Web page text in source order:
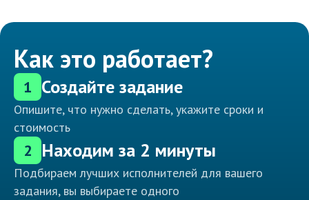
Как это работает?
1 Создайте задание
Опишите, что нужно сделать, укажите сроки и
стоимость
2 Находим за 2 минуты
Подбираем лучших исполнителей для вашего
задания, вы выбираете одного